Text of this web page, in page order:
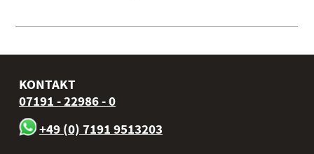
KONTAKT
07191 - 22986 - 0
+49 (0) 7191 9513203